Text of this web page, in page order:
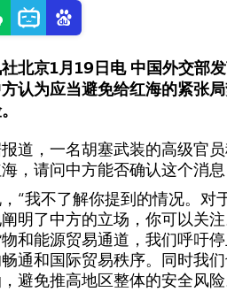
北京1月19日电 中国外交部
认为应当避免给红海的紧张
道，一名胡塞武装的高级官
，请问中方能否确认这个消息
“我不了解你提到的情况。对
明了中方的立场，你可以关
和能源贸易通道，我们呼吁
通和国际贸易秩序。同时我
避免推高地区整体的安全风险